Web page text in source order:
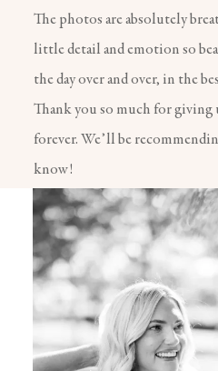
The photos are absolutely
little detail and emotion so
the day over and over, in the
Thank you so much for giving
forever. We’ll be
know!